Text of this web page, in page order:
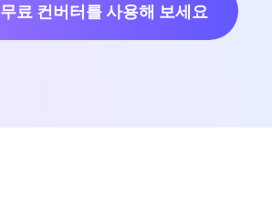
무료 컨버터를 사용해 보세요